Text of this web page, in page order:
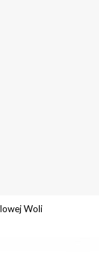
Woli